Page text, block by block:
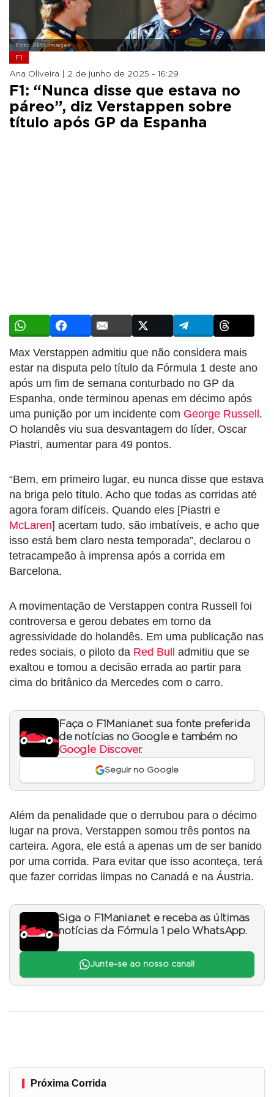
Foto: XPB Images
F1
Ana Oliveira | 2 de junho de 2025 - 16:29
F1: “Nunca disse que estava no
páreo”, diz Verstappen sobre
título após GP da Espanha
Max Verstappen admitiu que não considera mais
estar na disputa pelo título da Fórmula 1 deste ano
após um fim de semana conturbado no GP da
Espanha, onde terminou apenas em décimo após
uma punição por um incidente com George Russell.
O holandês viu sua desvantagem do líder, Oscar
Piastri, aumentar para 49 pontos.
“Bem, em primeiro lugar, eu nunca disse que estava
na briga pelo título. Acho que todas as corridas até
agora foram difíceis. Quando eles [Piastri e
McLaren] acertam tudo, são imbatíveis, e acho que
isso está bem claro nesta temporada”, declarou o
tetracampeão à imprensa após a corrida em
Barcelona.
A movimentação de Verstappen contra Russell foi
controversa e gerou debates em torno da
agressividade do holandês. Em uma publicação nas
redes sociais, o piloto da Red Bull admitiu que se
exaltou e tomou a decisão errada ao partir para
cima do britânico da Mercedes com o carro.
Faça o F1Mania.net sua fonte preferida
de notícias no Google e também no
Google Discover.
Seguir no Google
Além da penalidade que o derrubou para o décimo
lugar na prova, Verstappen somou três pontos na
carteira. Agora, ele está a apenas um de ser banido
por uma corrida. Para evitar que isso aconteça, terá
que fazer corridas limpas no Canadá e na Áustria.
Siga o F1Mania.net e receba as últimas
notícias da Fórmula 1 pelo WhatsApp.
Junte-se ao nosso canal!
Próxima Corrida